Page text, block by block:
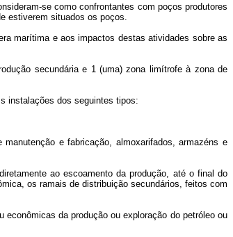
se como confrontantes com poços produtores
estiverem situados os poços.
marítima e aos impactos destas atividades sobre as
secundária e 1 (uma) zona limítrofe à zona de
instalações dos seguintes tipos:
e fabricação, almoxarifados, armazéns e
ao escoamento da produção, até o final do
os ramais de distribuição secundários, feitos com
da produção ou exploração do petróleo ou